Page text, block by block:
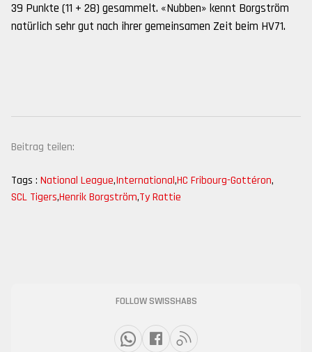
39 Punkte (11 + 28) gesammelt. «Nubben» kennt Borgström
natürlich sehr gut nach ihrer gemeinsamen Zeit beim HV71.
Beitrag teilen:
Tags : National League,International,HC Fribourg-Gottéron,
SCL Tigers,Henrik Borgström,Ty Rattie
FOLLOW SWISSHABS